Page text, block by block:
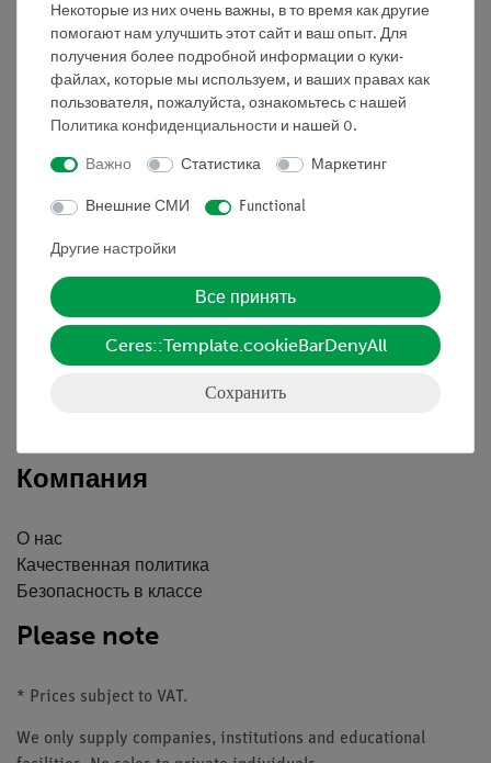
Nach oben
Информация
Условия сотрудничества
Декларация о конфиденциальности
Обслуживание
Краткий обзор услуг
Скачать
Компания
О нас
Качественная политика
Безопасность в классе
Please note
* Prices subject to VAT.
We only supply companies, institutions and educational
Некоторые из них очень важны, в то время как другие
помогают нам улучшить этот сайт и ваш опыт. Для
получения более подробной информации о куки-
файлах, которые мы используем, и ваших правах как
пользователя, пожалуйста, ознакомьтесь с нашей
Политика конфиденциальности и нашей 0.
Важно Статистика Маркетинг
Внешние СМИ Functional
Другие настройки
Все принять
Ceres::Template.cookieBarDenyAll
Сохранить